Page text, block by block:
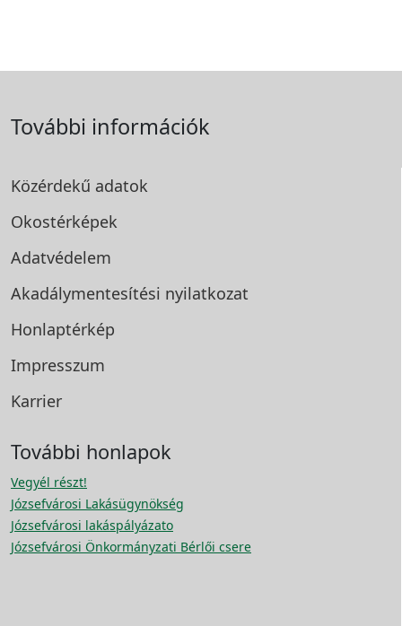
További információk
Közérdekű adatok
Okostérképek
Adatvédelem
Akadálymentesítési nyilatkozat
Honlaptérkép
Impresszum
Karrier
További honlapok
Vegyél részt!
Józsefvárosi Lakásügynökség
Józsefvárosi lakáspályázato
Józsefvárosi Önkormányzati Bérlői csere